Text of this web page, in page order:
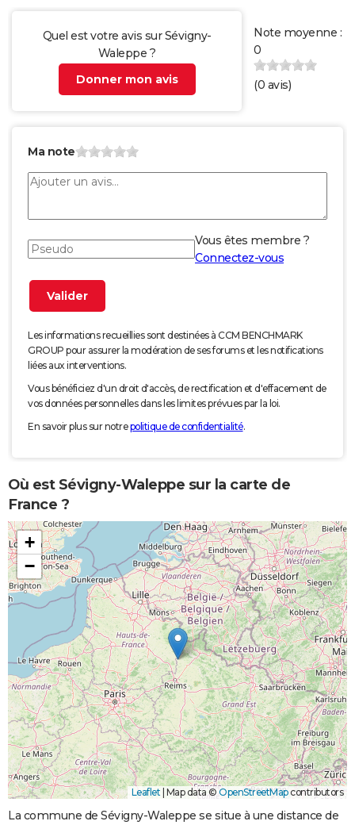
Quel est votre avis sur Sévigny-
Waleppe ?
Donner mon avis
Note moyenne :
0
(0 avis)
Ma note
Vous êtes membre ?
Connectez-vous
Les informations recueillies sont destinées à CCM BENCHMARK
GROUP pour assurer la modération de ses forums et les notifications
liées aux interventions.
Vous bénéficiez d'un droit d'accès, de rectification et d'effacement de
vos données personnelles dans les limites prévues par la loi.
En savoir plus sur notrepolitique de confidentialité.
Où est Sévigny-Waleppe sur la carte de
France ?
+
−
Leaflet Map data ©OpenStreetMapcontributors
La commune de Sévigny-Waleppe se situe à une distance de